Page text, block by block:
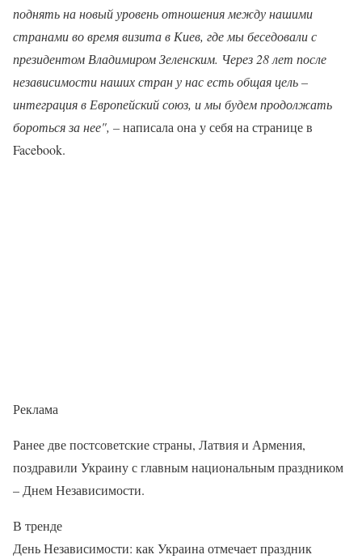
поднять на новый уровень отношения между нашими
странами во время визита в Киев, где мы беседовали с
президентом Владимиром Зеленским. Через 28 лет после
независимости наших стран у нас есть общая цель –
интеграция в Европейский союз, и мы будем продолжать
бороться за нее", –написала она у себя на странице в
Facebook.
Реклама
Ранее две постсоветские страны, Латвия и Армения,
поздравили Украину с главным национальным праздником
– Днем Независимости.
В тренде
День Независимости: как Украина отмечает праздник